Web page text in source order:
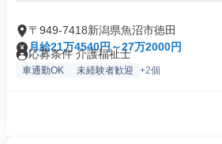
〒949-7418新潟県魚沼市徳田
月給21万4540円～27万2000円
応募条件 介護福祉士
車通勤OK 未経験者歓迎 +2個